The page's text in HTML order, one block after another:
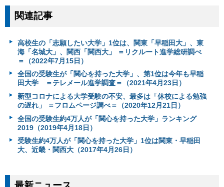
関連記事
高校生の「志願したい大学」1位は、関東「早稲田大」、東
海「名城大」、関西「関西大」 ＝リクルート進学総研調べ
＝（2022年7月15日）
全国の受験生が「関心を持った大学」、第1位は今年も早稲
田大学 ＝テレメール進学調査＝（2021年4月23日）
新型コロナによる大学受験の不安、最多は「休校による勉強
の遅れ」 ＝フロムページ調べ＝（2020年12月21日）
全国の受験生約4万人が「関心を持った大学」ランキング
2019（2019年4月18日）
受験生約4万人が「関心を持った大学」1位は関東・早稲田
大、近畿・関西大（2017年4月26日）